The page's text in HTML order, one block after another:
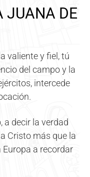
JUANA DE
valiente y fiel, tú
del campo y la
intercede
a decir la verdad
Cristo más que la
a recordar